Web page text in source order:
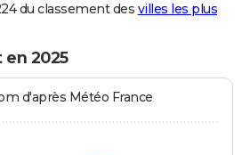
du classement des villes les plus
2025
d'après Météo France